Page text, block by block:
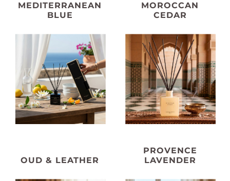
MEDITERRANEAN
BLUE
MOROCCAN
CEDAR
OUD & LEATHER
PROVENCE
LAVENDER